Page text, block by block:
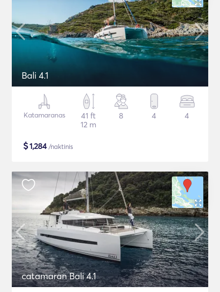
Bali 4.1
Katamaranas
41 ft
12 m
8 4 4
$1,284/naktinis
catamaran Bali 4.1